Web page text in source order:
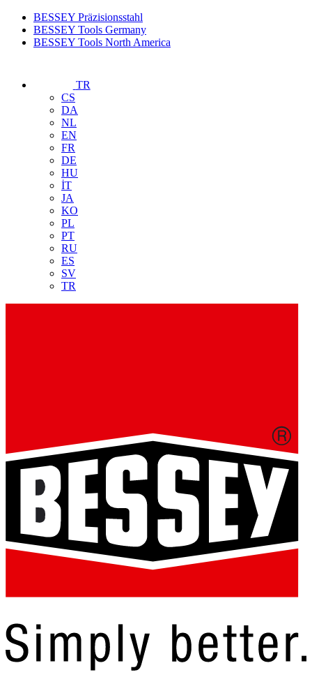
BESSEY Präzisionsstahl
BESSEY Tools Germany
BESSEY Tools North America
TR
CS
DA
NL
EN
FR
DE
HU
İT
JA
KO
PL
PT
RU
ES
SV
TR